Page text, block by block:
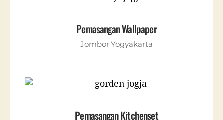
Pemasangan Wallpaper
Jombor Yogyakarta
Pemasangan Kitchenset